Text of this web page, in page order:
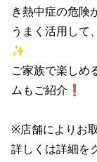
き熱中症の危険
うまく活用して
✨
ご家族で楽しめ
ムもご紹介❗
※店舗によりお
詳しくは詳細を